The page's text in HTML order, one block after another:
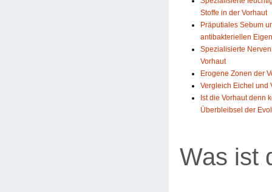
Stoffe in der Vorhaut
Präputiales Sebum
antibakteriellen
Spezialisierte
Vorhaut
Erogene Zonen der
Vergleich Eichel und
Ist die Vorhaut denn
Überbleibsel der
Was ist